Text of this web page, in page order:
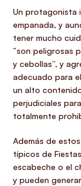
Un protagonista
empanada, y
tener mucho
“son peligrosas
y cebollas”, y
adecuado para
un alto
perjudiciales
totalmente
Además de
típicos de
escabeche o el
y pueden